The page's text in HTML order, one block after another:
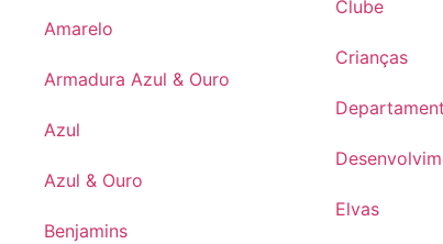
Amarelo
Armadura Azul & Ouro
Azul
Azul & Ouro
Benjamins
Clube
Crianças
Elvas